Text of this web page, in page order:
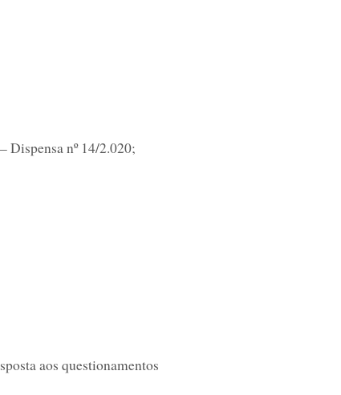
Dispensa nº 14/2.020;
aos questionamentos